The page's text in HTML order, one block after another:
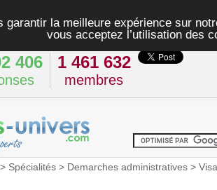
la meilleure expérience sur
vous acceptez l’utilisation des
406 1 461 632
membres
Spécialités> Demarches administratives>